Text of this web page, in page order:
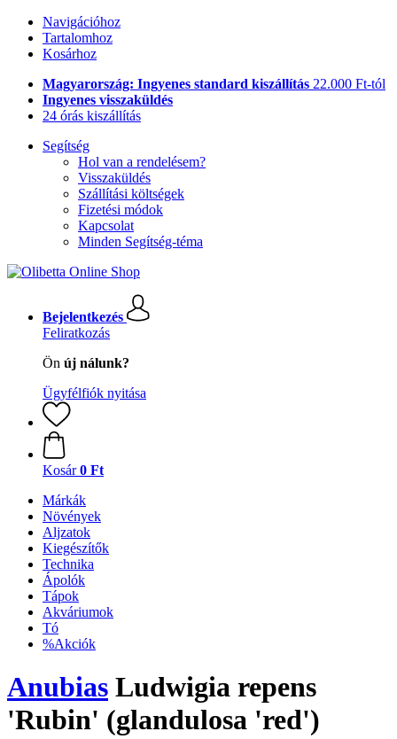
Navigációhoz
Tartalomhoz
Kosárhoz
Magyarország: Ingyenes standard kiszállítás 22.000 Ft-tól
Ingyenes visszaküldés
24 órás kiszállítás
Segítség
Hol van a rendelésem?
Visszaküldés
Szállítási költségek
Fizetési módok
Kapcsolat
Minden Segítség-téma
Bejelentkezés
Feliratkozás
Ön új nálunk?
Ügyfélfiók nyitása
Kosár 0 Ft
Márkák
Növények
Aljzatok
Kiegészítők
Technika
Ápolók
Tápok
Akváriumok
Tó
%Akciók
Anubias Ludwigia repens
'Rubin' (glandulosa 'red')